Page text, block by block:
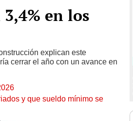
en los
explican este
cerrar el año con un avance en
y que sueldo mínimo se